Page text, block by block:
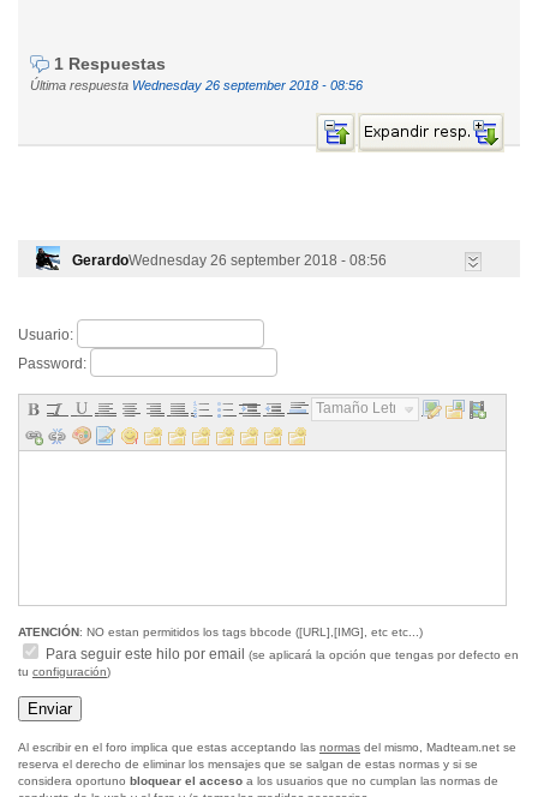
1 Respuestas
Última respuesta Wednesday 26 september 2018 - 08:56
GerardoWednesday 26 september 2018 - 08:56
Usuario:
Password:
Tamaño Letra...
ATENCIÓN: NO estan permitidos los tags bbcode ([URL],[IMG], etc etc...)
Para seguir este hilo por email
(se aplicará la opción que tengas por defecto en
tu configuración)
Al escribir en el foro implica que estas acceptando las normas del mismo, Madteam.net se
reserva el derecho de eliminar los mensajes que se salgan de estas normas y si se
considera oportuno bloquear el acceso a los usuarios que no cumplan las normas de